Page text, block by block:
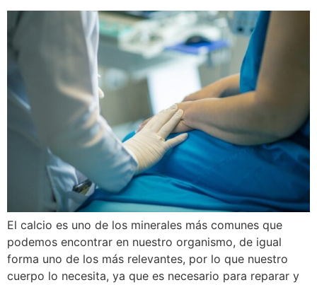
El calcio es uno de los minerales más comunes que
podemos encontrar en nuestro organismo, de igual
forma uno de los más relevantes, por lo que nuestro
cuerpo lo necesita, ya que es necesario para reparar y